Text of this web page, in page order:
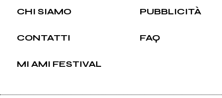
CHI SIAMO PUBBLICITÀ
CONTATTI FAQ
MI AMI FESTIVAL